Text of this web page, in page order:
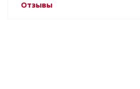
Отзывы